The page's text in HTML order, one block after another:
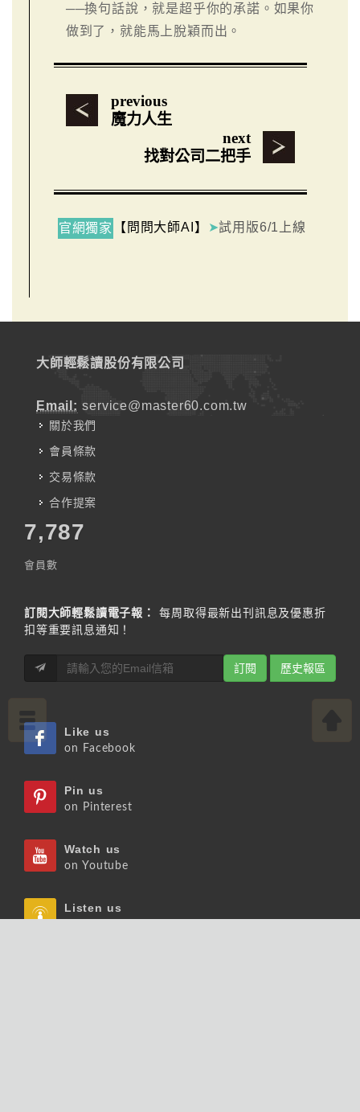
──換句話說，就是超乎你的承諾。如果你
做到了，就能馬上脫穎而出。
previous
魔力人生
next
找對公司二把手
官網獨家 【問問大師AI】 ➤試用版6/1上線
大師輕鬆讀股份有限公司
Email: service@master60.com.tw
關於我們
會員條款
交易條款
合作提案
7,787
會員數
訂閱大師輕鬆讀電子報：
每周取得最新出刊訊息及優惠折
扣等重要訊息通知！
訂閱 歷史報區
Like us
on Facebook
Pin us
on Pinterest
Watch us
on Youtube
Listen us